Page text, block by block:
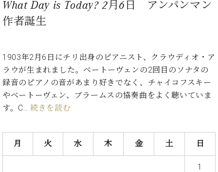
ラ
イ
ア
ノ
C.
ヒ
ュ
タ
イ
室
ア
コ
ン
ェ
ジ
ア
What Day is Today? 2月6日 アンパンマン
作者誕生
1903年2月6日にチリ出身のピアニスト、クラウディオ・ア
ラウが生まれました。ベートーヴェンの2回目のソナタの
録音のピアノの音があまり好きでなく、チャイコフスキー
やベートーヴェン、ブラームスの協奏曲をよく聴いていま
す。C…続きを読む
月 火 水 木 金 土 日
1